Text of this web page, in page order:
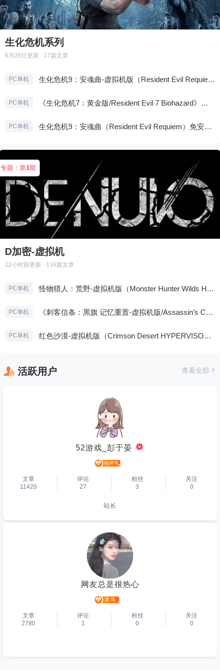
生化危机系列
6月28日 更新 · 17篇文章
PC单机 生化危机9：安魂曲-虚拟机版（Resident Evil Requiem HYPERVISOR）免安装中文版
PC单机 《生化危机7：黄金版/Resident Evil 7 Biohazard》免安装中文版
PC单机 生化危机9：安魂曲（Resident Evil Requiem）免安装中文版
专题：第1期
D加密-虚拟机
22小时前更新 · 116篇文章
PC单机 怪物猎人：荒野-虚拟机版（Monster Hunter Wilds HYPERVISOR）免安装中文版
PC单机 《刺客信条：黑旗 记忆重置-虚拟机版/Assassin’s Creed Black Flag Resynced HYPERVISOR》免安装中文版
PC单机 红色沙漠-虚拟机版（Crimson Desert HYPERVISOR）免安装中文版
活跃用户 查看全部
52游戏_彭于晏
文章
11420
评论
27
粉丝
3
关注
0
站长
个人主页
网友总是很热心
文章
2780
评论
1
粉丝
0
关注
0